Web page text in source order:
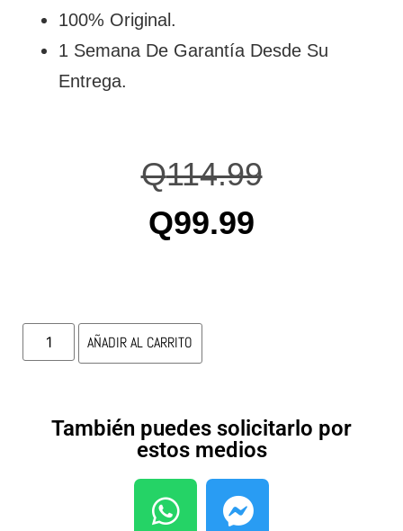
100% Original.
1 Semana De Garantía Desde Su
Entrega.
Q114.99
Q99.99
AÑADIR AL CARRITO
También puedes solicitarlo por
estos medios